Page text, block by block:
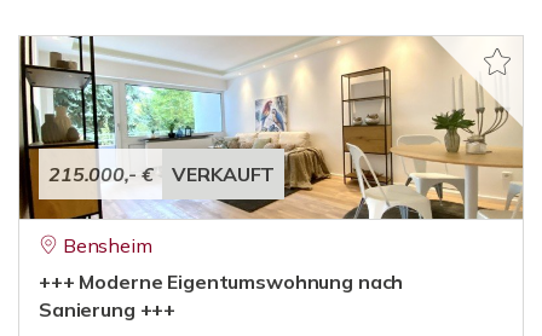
215.000,- € VERKAUFT
Bensheim
+++ Moderne Eigentumswohnung nach
Sanierung +++